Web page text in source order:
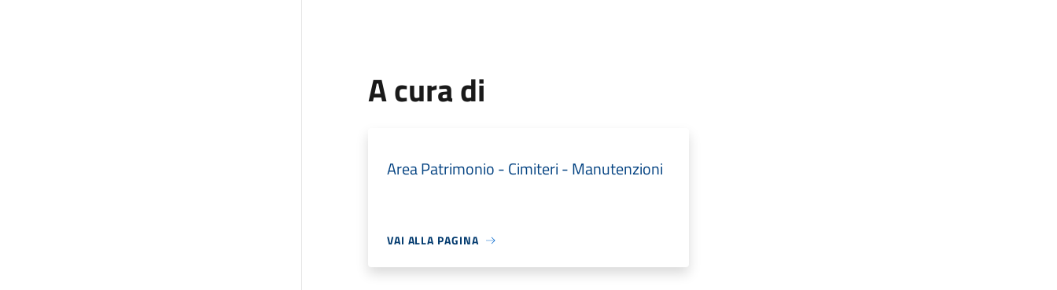
A cura di
Area Patrimonio - Cimiteri - Manutenzioni
VAI ALLA PAGINA